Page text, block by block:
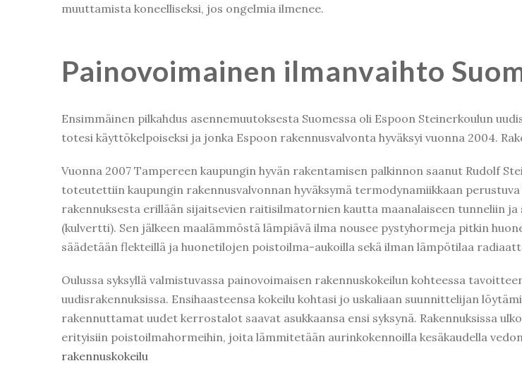
muuttamista koneelliseksi, jos ongelmia ilmenee.
Painovoimainen ilmanvaihto
Ensimmäinen pilkahdus asennemuutoksesta Suomessa oli Espoon Steinerkoulun
totesi käyttökelpoiseksi ja jonka Espoon rakennusvalvonta hyväksyi vuonna 2004.
Vuonna 2007 Tampereen kaupungin hyvän rakentamisen palkinnon saanut Rudolf
toteutettiin kaupungin rakennusvalvonnan hyväksymä termodynamiikkaan
rakennuksesta erillään sijaitsevien raitisilmatornien kautta maanalaiseen tunneliin
(kulvertti). Sen jälkeen maalämmöstä lämpiävä ilma nousee pystyhormeja pitkin
säädetään flekteillä ja huonetilojen poistoilma-aukoilla sekä ilman lämpötilaa
Oulussa syksyllä valmistuvassa painovoimaisen rakennuskokeilun kohteessa
uudisrakennuksissa. Ensihaasteensa kokeilu kohtasi jo uskaliaan suunnittelijan
rakennuttamat uudet kerrostalot saavat asukkaansa ensi syksynä. Rakennuksissa
erityisiin poistoilmahormeihin, joita lämmitetään aurinkokennoilla kesäkaudella
rakennuskokeilu